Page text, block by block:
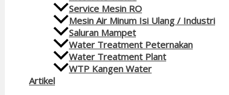
Service Mesin RO
Mesin Air Minum Isi Ulang / Industri
Saluran Mampet
Water Treatment Peternakan
Water Treatment Plant
WTP Kangen Water
Artikel